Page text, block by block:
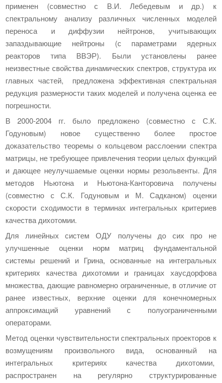
применен (совместно с В.И. Лебедевым и др.) к
спектральному анализу различных численных моделей
переноса и диффузии нейтронов, учитывающих
запаздывающие нейтроны (с параметрами ядерных
реакторов типа ВВЭР). Были установлены ранее
неизвестные свойства динамических спектров, структура их
главных частей, предложена эффективная спектральная
редукция размерности таких моделей и получена оценка ее
погрешности.
В 2000-2004 гг. было предложено (совместно с С.К.
Годуновым) новое существенно более простое
доказательство теоремы о кольцевом расслоении спектра
матрицы, не требующее привлечения теории целых функций
и дающее неулучшаемые оценки нормы резольвенты. Для
методов Ньютона и Ньютона-Канторовича получены
(совместно с С.К. Годуновым и М. Садканом) оценки
скорости сходимости в терминах интегральных критериев
качества дихотомии.
Для линейных систем ОДУ получены до сих про не
улучшенные оценки норм матриц фундаментальной
системы решений и Грина, основанные на интегральных
критериях качества дихотомии и границах хаусдорфова
множества, дающие равномерно ограниченные, в отличие от
ранее известных, верхние оценки для конечномерных
аппроксимаций уравнений с полуограниченными
операторами.
Метод оценки чувствительности спектральных проекторов к
возмущениям произвольного вида, основанный на
интегральных критериях качества дихотомии,
распространен на регулярно структурированные